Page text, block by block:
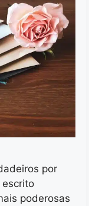
por
escrito
poderosas